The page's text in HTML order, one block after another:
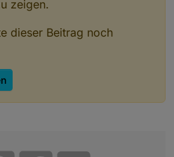
zeigen.
dieser Beitrag noch